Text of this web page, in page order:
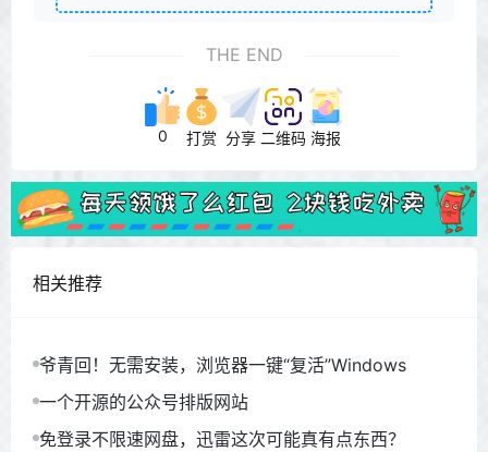
THE END
0 打赏 分享 二维码 海报
相关推荐
爷青回！无需安装，浏览器一键“复活”Windows
一个开源的公众号排版网站
免登录不限速网盘，迅雷这次可能真有点东西？